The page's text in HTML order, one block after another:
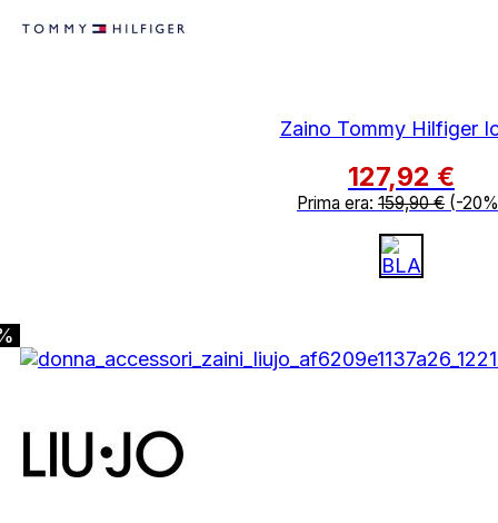
Zaino Tommy Hilfiger
127,92 €
Prima era: 159,90€ (-